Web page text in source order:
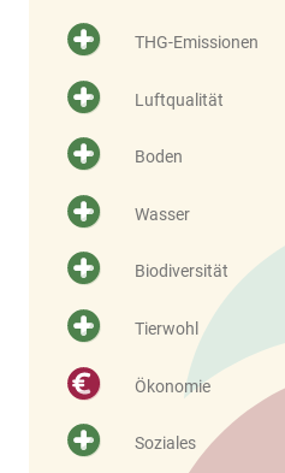
THG-Emissionen
Luftqualität
Boden
Wasser
Biodiversität
Tierwohl
Ökonomie
Soziales